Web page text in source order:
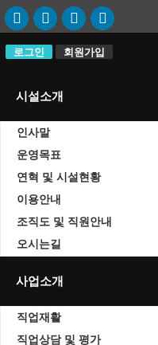
로그인
로그인 회원가입
시설소개
인사말
운영목표
연혁 및 시설현황
이용안내
조직도 및 직원안내
오시는길
사업소개
직업재활
직업상담 및 평가
자유게시판
Home